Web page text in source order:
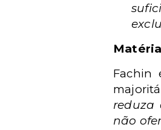
Fachin
reduza
não